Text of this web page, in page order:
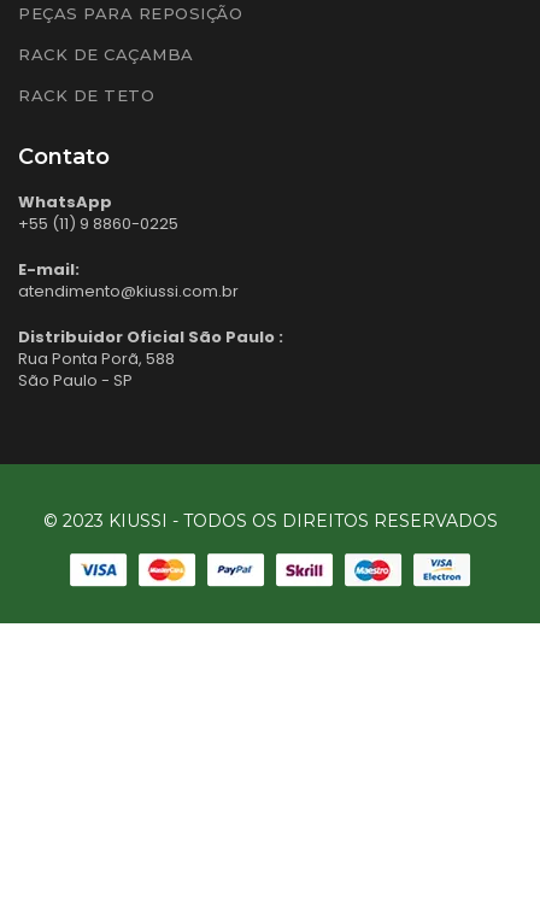
PEÇAS PARA REPOSIÇÃO
RACK DE CAÇAMBA
RACK DE TETO
Contato
WhatsApp
+55 (11) 9 8860-0225
E-mail:
atendimento@kiussi.com.br
Distribuidor Oficial São Paulo :
Rua Ponta Porã, 588
São Paulo - SP
© 2023 KIUSSI - TODOS OS DIREITOS RESERVADOS